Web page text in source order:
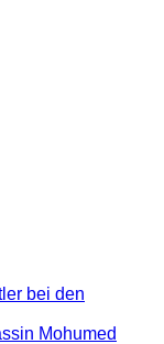
bei den
Mohumed